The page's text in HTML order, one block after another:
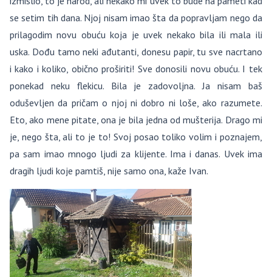
se setim tih dana. Njoj nisam imao šta da popravljam nego da
prilagodim novu obuću koja je uvek nekako bila ili mala ili
uska. Dođu tamo neki ađutanti, donesu papir, tu sve nacrtano
i kako i koliko, obično proširiti! Sve donosili novu obuću. I tek
ponekad neku flekicu. Bila je zadovoljna. Ja nisam baš
oduševljen da pričam o njoj ni dobro ni loše, ako razumete.
Eto, ako mene pitate, ona je bila jedna od mušterija. Drago mi
je, nego šta, ali to je to! Svoj posao toliko volim i poznajem,
pa sam imao mnogo ljudi za klijente. Ima i danas. Uvek ima
dragih ljudi koje pamtiš, nije samo ona, kaže Ivan.